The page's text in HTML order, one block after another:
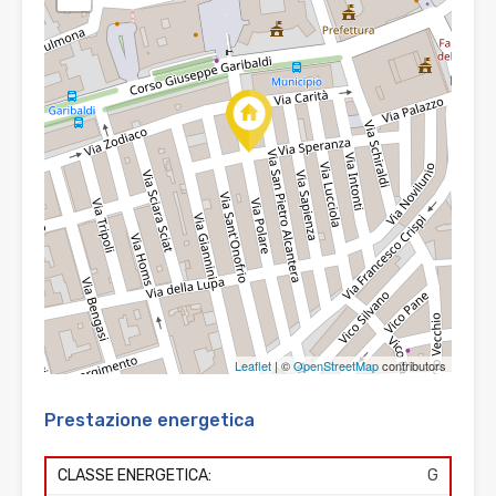
Leaflet | ©OpenStreetMapcontributors
Prestazione energetica
CLASSE ENERGETICA: G